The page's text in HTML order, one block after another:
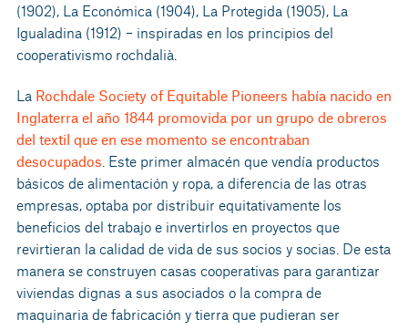
(1902), La Económica (1904), La Protegida (1905), La
Igualadina (1912) – inspiradas en los principios del
cooperativismo rochdalià.
La Rochdale Society of Equitable Pioneers había nacido en
Inglaterra el año 1844 promovida por un grupo de obreros
del textil que en ese momento se encontraban
desocupados . Este primer almacén que vendía productos
básicos de alimentación y ropa, a diferencia de las otras
empresas, optaba por distribuir equitativamente los
beneficios del trabajo e invertirlos en proyectos que
revirtieran la calidad de vida de sus socios y socias. De esta
manera se construyen casas cooperativas para garantizar
viviendas dignas a sus asociados o la compra de
maquinaria de fabricación y tierra que pudieran ser